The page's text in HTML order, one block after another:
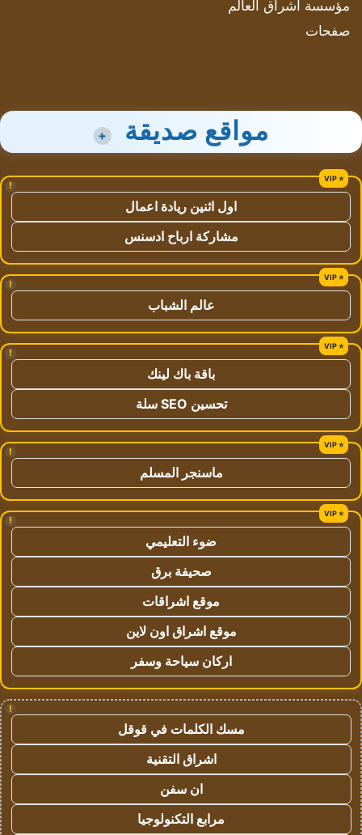
مؤسسة اشراق العالم
صفحات
مواقع صديقة +
!
اول اثنين ريادة اعمال
مشاركة ارباح ادسنس
!
عالم الشباب
!
باقة باك لينك
تحسين SEO سلة
!
ماسنجر المسلم
!
ضوء التعليمي
صحيفة برق
موقع اشراقات
موقع اشراق اون لاين
اركان سياحة وسفر
!
مسك الكلمات في قوقل
اشراق التقنية
ان سفن
مرابع التكنولوجيا